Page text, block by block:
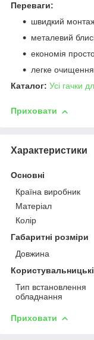
Переваги:
швидкий
металевий блиск
економія
легке
Каталог: Усі гачки
Приховати
Характеристики
Основні
Країна виробник
Матеріал
Колір
Габаритні розміри
Довжина
Тип встановлення
обладнання
Приховати